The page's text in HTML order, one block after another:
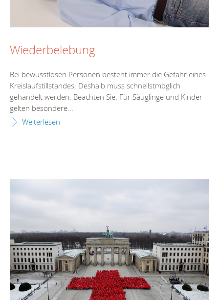
Wiederbelebung
Bei bewusstlosen Personen besteht immer die Gefahr eines
Kreislaufstillstandes. Deshalb muss schnellstmöglich
gehandelt werden. Beachten Sie: Für Säuglinge und Kinder
gelten besondere...
Weiterlesen